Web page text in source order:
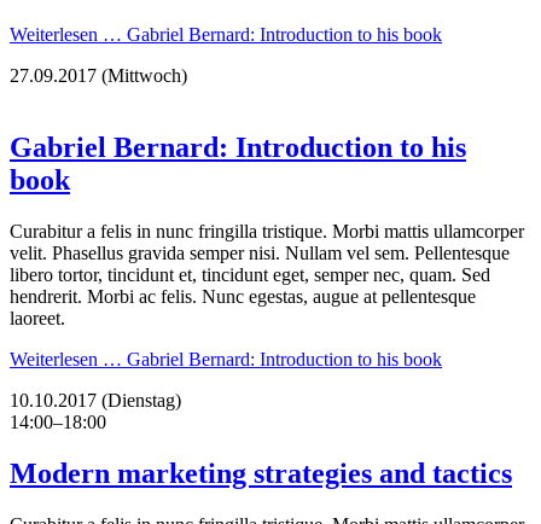
Weiterlesen … Gabriel Bernard: Introduction to his book
27.09.2017 (Mittwoch)
Gabriel Bernard: Introduction to his
book
Curabitur a felis in nunc fringilla tristique. Morbi mattis ullamcorper
velit. Phasellus gravida semper nisi. Nullam vel sem. Pellentesque
libero tortor, tincidunt et, tincidunt eget, semper nec, quam. Sed
hendrerit. Morbi ac felis. Nunc egestas, augue at pellentesque
laoreet.
Weiterlesen … Gabriel Bernard: Introduction to his book
10.10.2017 (Dienstag)
14:00–18:00
Modern marketing strategies and tactics